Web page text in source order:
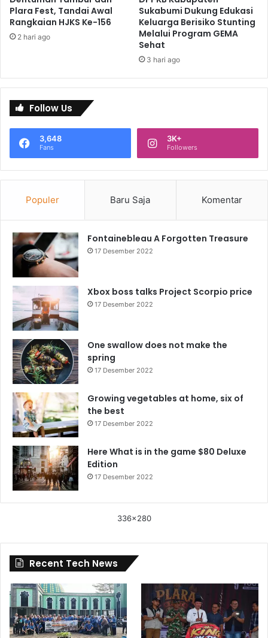
Plara Fest, Tandai Awal
Rangkaian HJKS Ke-156
2 hari ago
Sukabumi Dukung Edukasi
Keluarga Berisiko Stunting
Melalui Program GEMA
Sehat
3 hari ago
Follow Us
3,648
Fans
3K+
Followers
Populer Baru Saja Komentar
Fontainebleau A Forgotten Treasure
17 Desember 2022
Xbox boss talks Project Scorpio price
17 Desember 2022
One swallow does not make the
spring
17 Desember 2022
Growing vegetables at home, six of
the best
17 Desember 2022
Here What is in the game $80 Deluxe
Edition
17 Desember 2022
336x280
Recent Tech News